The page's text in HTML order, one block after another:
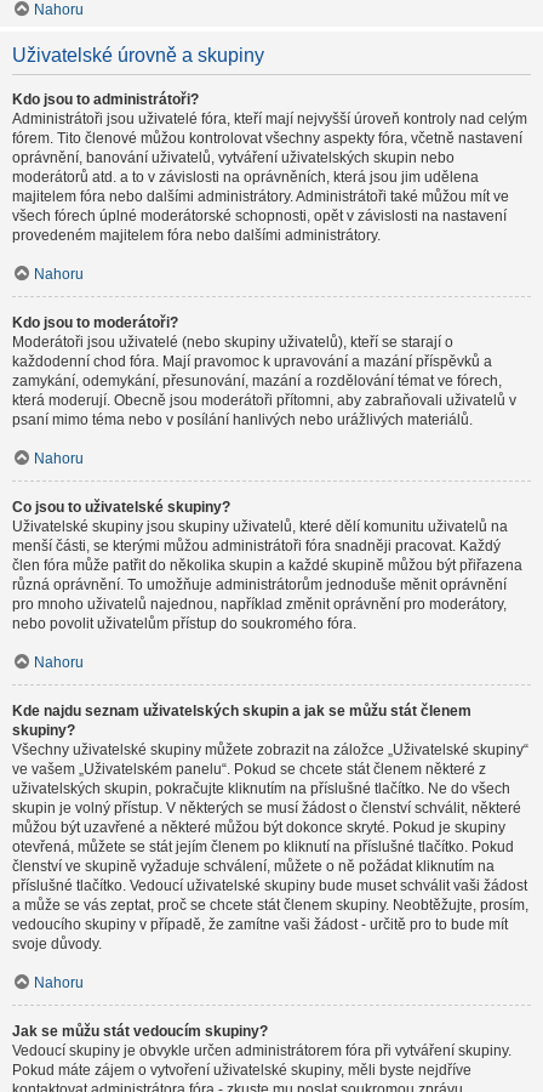
Nahoru
Uživatelské úrovně a skupiny
Kdo jsou to administrátoři?
Administrátoři jsou uživatelé fóra, kteří mají nejvyšší úroveň kontroly nad celým
fórem. Tito členové můžou kontrolovat všechny aspekty fóra, včetně nastavení
oprávnění, banování uživatelů, vytváření uživatelských skupin nebo
moderátorů atd. a to v závislosti na oprávněních, která jsou jim udělena
majitelem fóra nebo dalšími administrátory. Administrátoři také můžou mít ve
všech fórech úplné moderátorské schopnosti, opět v závislosti na nastavení
provedeném majitelem fóra nebo dalšími administrátory.
Nahoru
Kdo jsou to moderátoři?
Moderátoři jsou uživatelé (nebo skupiny uživatelů), kteří se starají o
každodenní chod fóra. Mají pravomoc k upravování a mazání příspěvků a
zamykání, odemykání, přesunování, mazání a rozdělování témat ve fórech,
která moderují. Obecně jsou moderátoři přítomni, aby zabraňovali uživatelů v
psaní mimo téma nebo v posílání hanlivých nebo urážlivých materiálů.
Nahoru
Co jsou to uživatelské skupiny?
Uživatelské skupiny jsou skupiny uživatelů, které dělí komunitu uživatelů na
menší části, se kterými můžou administrátoři fóra snadněji pracovat. Každý
člen fóra může patřit do několika skupin a každé skupině můžou být přiřazena
různá oprávnění. To umožňuje administrátorům jednoduše měnit oprávnění
pro mnoho uživatelů najednou, například změnit oprávnění pro moderátory,
nebo povolit uživatelům přístup do soukromého fóra.
Nahoru
Kde najdu seznam uživatelských skupin a jak se můžu stát členem
skupiny?
Všechny uživatelské skupiny můžete zobrazit na záložce „Uživatelské skupiny“
ve vašem „Uživatelském panelu“. Pokud se chcete stát členem některé z
uživatelských skupin, pokračujte kliknutím na příslušné tlačítko. Ne do všech
skupin je volný přístup. V některých se musí žádost o členství schválit, některé
můžou být uzavřené a některé můžou být dokonce skryté. Pokud je skupiny
otevřená, můžete se stát jejím členem po kliknutí na příslušné tlačítko. Pokud
členství ve skupině vyžaduje schválení, můžete o ně požádat kliknutím na
příslušné tlačítko. Vedoucí uživatelské skupiny bude muset schválit vaši žádost
a může se vás zeptat, proč se chcete stát členem skupiny. Neobtěžujte, prosím,
vedoucího skupiny v případě, že zamítne vaši žádost - určitě pro to bude mít
svoje důvody.
Nahoru
Jak se můžu stát vedoucím skupiny?
Vedoucí skupiny je obvykle určen administrátorem fóra při vytváření skupiny.
Pokud máte zájem o vytvoření uživatelské skupiny, měli byste nejdříve